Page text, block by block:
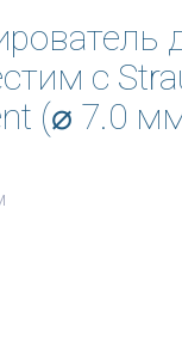
с
(⌀ 7.0